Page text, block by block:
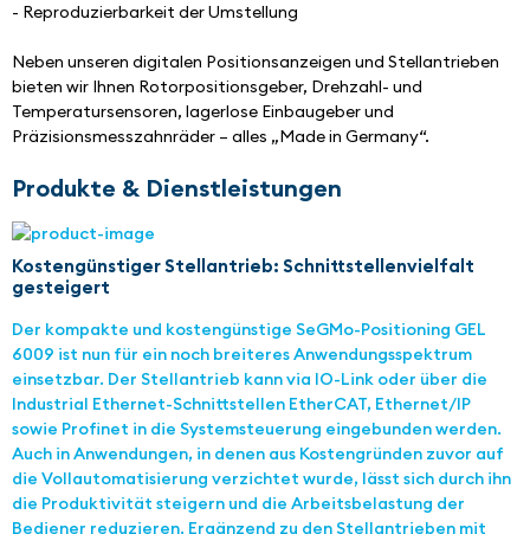
- Reproduzierbarkeit der Umstellung
Neben unseren digitalen Positionsanzeigen und Stellantrieben
bieten wir Ihnen Rotorpositionsgeber, Drehzahl- und
Temperatursensoren, lagerlose Einbaugeber und
Präzisionsmesszahnräder – alles „Made in Germany“.
Produkte & Dienstleistungen
Kostengünstiger Stellantrieb: Schnittstellenvielfalt
gesteigert
Der kompakte und kostengünstige SeGMo-Positioning GEL
6009 ist nun für ein noch breiteres Anwendungsspektrum
einsetzbar. Der Stellantrieb kann via IO-Link oder über die
Industrial Ethernet-Schnittstellen EtherCAT, Ethernet/IP
sowie Profinet in die Systemsteuerung eingebunden werden.
Auch in Anwendungen, in denen aus Kostengründen zuvor auf
die Vollautomatisierung verzichtet wurde, lässt sich durch ihn
die Produktivität steigern und die Arbeitsbelastung der
Bediener reduzieren. Ergänzend zu den Stellantrieben mit